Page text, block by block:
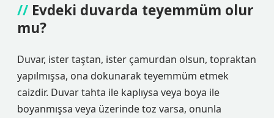
Evdeki duvarda teyemmüm olur
mu?
Duvar, ister taştan, ister çamurdan olsun, topraktan
yapılmışsa, ona dokunarak teyemmüm etmek
caizdir. Duvar tahta ile kaplıysa veya boya ile
boyanmışsa veya üzerinde toz varsa, onunla